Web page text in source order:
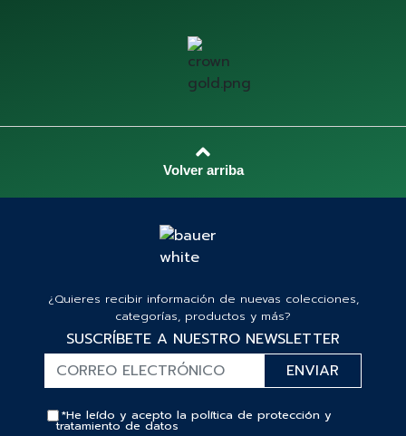
¿Quieres recibir información de nuevas colecciones,
categorías, productos y más?
SUSCRÍBETE A NUESTRO NEWSLETTER
*He leído y acepto la política de protección y
tratamiento de datos